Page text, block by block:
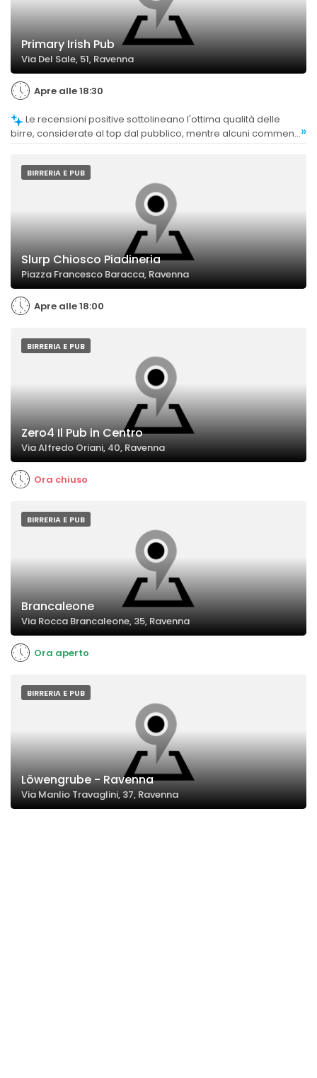
Primary Irish Pub
Via Del Sale, 51, Ravenna
Apre alle 18:30
birre, considerate al top dal pubblico, mentre alcuni commenti »
BIRRERIA E PUB
Slurp Chiosco Piadineria
Piazza Francesco Baracca, Ravenna
Apre alle 18:00
BIRRERIA E PUB
Zero4 Il Pub in Centro
Via Alfredo Oriani, 40, Ravenna
Ora chiuso
BIRRERIA E PUB
Brancaleone
Via Rocca Brancaleone, 35, Ravenna
Ora aperto
BIRRERIA E PUB
Löwengrube - Ravenna
Via Manlio Travaglini, 37, Ravenna